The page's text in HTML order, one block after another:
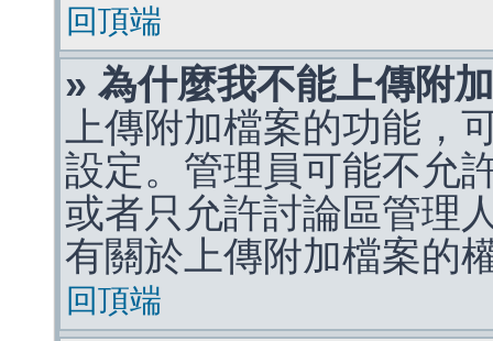
回頂端
» 為什麼我不能上傳附
上傳附加檔案的功能，
設定。管理員可能不允
或者只允許討論區管理
有關於上傳附加檔案的
回頂端